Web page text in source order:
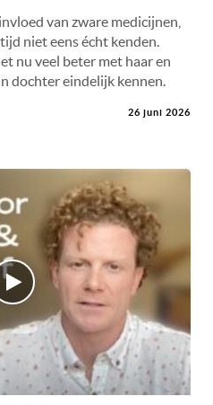
van zware medicijnen,
niet eens écht kenden.
nu veel beter met haar en
dochter eindelijk kennen.
26 juni 2026